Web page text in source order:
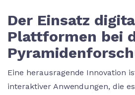
Der Einsatz
Plattformen bei
Eine herausragende Innovation
interaktiver Anwendungen, die